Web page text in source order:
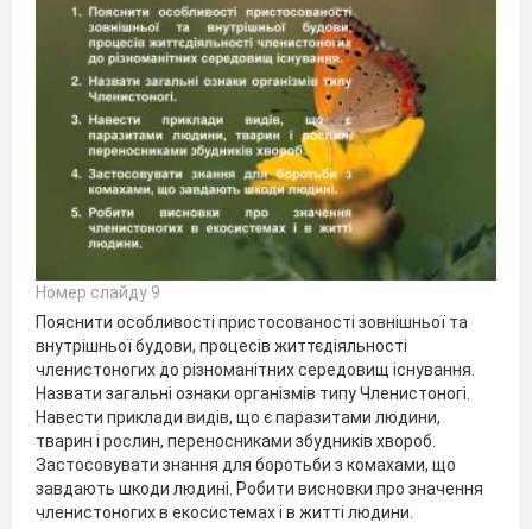
Номер слайду 9
Пояснити особливості пристосованості зовнішньої та
внутрішньої будови, процесів життєдіяльності
членистоногих до різноманітних середовищ існування.
Назвати загальні ознаки організмів типу Членистоногі.
Навести приклади видів, що є паразитами людини,
тварин і рослин, переносниками збудників хвороб.
Застосовувати знання для боротьби з комахами, що
завдають шкоди людині. Робити висновки про значення
членистоногих в екосистемах і в житті людини.